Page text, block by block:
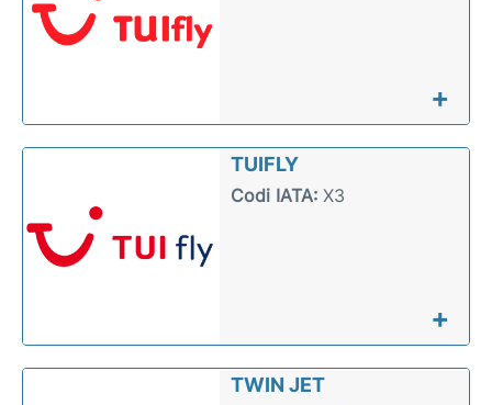
+
TUIFLY
Codi IATA:X3
+
TWIN JET